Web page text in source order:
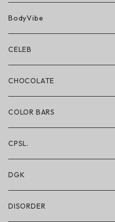
BN3TH × ON THE ROAM
ボクサーブリーフ/ショート丈
ボクサーブリーフ/ロング丈
ショートパンツ/2 IN 1
レギンス/フルレングス10分丈
水着/スイムウェア
BodyVibe
CELEB
CHOCOLATE
COLOR BARS
CPSL.
DGK
DISORDER